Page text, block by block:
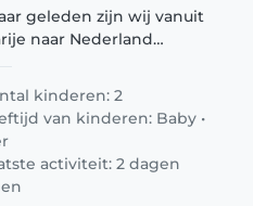
geleden zijn wij vanuit
naar Nederland
Ons oudste kind was
oud toen we hier
zij is nu 3,5 jaar. Ons
kinderen: 2
van kinderen: Baby •
activiteit: 2 dagen